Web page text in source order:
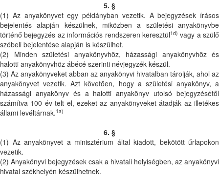
5. §
(1) Az anyakönyvet egy példányban vezetik. A bejegyzések írásos
bejelentés alapján készülnek, miközben a születési anyakönyvbe
történő bejegyzés az információs rendszeren keresztül1d) vagy a szülő
szóbeli bejelentése alapján is készülhet.
(2) Minden születési anyakönyvhöz, házassági anyakönyvhöz és
halotti anyakönyvhöz ábécé szerinti névjegyzék készül.
(3) Az anyakönyveket abban az anyakönyvi hivatalban tárolják, ahol az
anyakönyvet vezetik. Azt követően, hogy a születési anyakönyv, a
házassági anyakönyv és a halotti anyakönyv utolsó bejegyzésétől
számítva 100 év telt el, ezeket az anyakönyveket átadják az illetékes
állami levéltárnak.1a)
6. §
(1) Az anyakönyvet a minisztérium által kiadott, bekötött űrlapokon
vezetik.
(2) Anyakönyvi bejegyzések csak a hivatali helyiségben, az anyakönyvi
hivatal székhelyén készülhetnek.